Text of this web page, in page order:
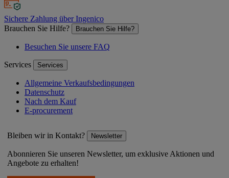
Sichere Zahlung über Ingenico
Brauchen Sie Hilfe?
Brauchen Sie Hilfe?
Besuchen Sie unsere FAQ
Services Services
Allgemeine Verkaufsbedingungen
Datenschutz
Nach dem Kauf
E-procurement
Bleiben wir in Kontakt? Newsletter
Abonnieren Sie unseren Newsletter, um exklusive Aktionen und
Angebote zu erhalten!